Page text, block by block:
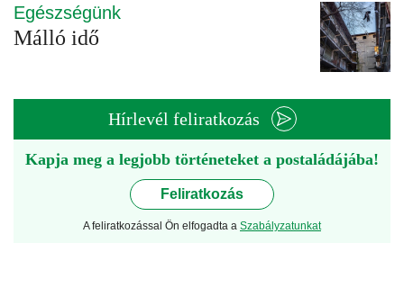
Egészségünk
Málló idő
Hírlevél feliratkozás
Kapja meg a legjobb történeteket a postaládájába!
Feliratkozás
A feliratkozással Ön elfogadta a Szabályzatunkat